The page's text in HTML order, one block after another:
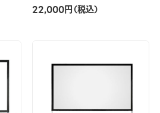
22,000円（税込）